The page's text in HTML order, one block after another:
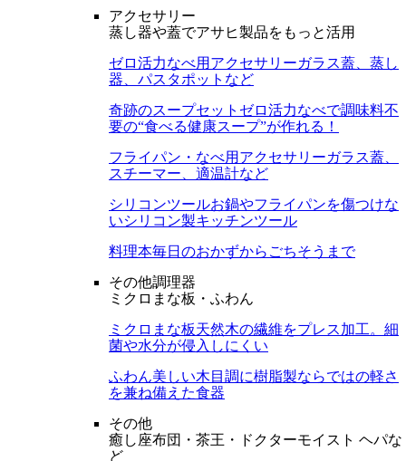
アクセサリー
蒸し器や蓋でアサヒ製品をもっと活用
ゼロ活力なべ用アクセサリーガラス蓋、蒸し
器、パスタポットなど
奇跡のスープセット ゼロ活力なべで調味料不
要の“食べる健康スープ”が作れる！
フライパン・なべ用アクセサリーガラス蓋、
スチーマー、適温計など
シリコンツールお鍋やフライパンを傷つけな
いシリコン製キッチンツール
料理本毎日のおかずからごちそうまで
その他調理器
ミクロまな板・ふわん
ミクロまな板天然木の繊維をプレス加工。細
菌や水分が侵入しにくい
ふわん美しい木目調に樹脂製ならではの軽さ
を兼ね備えた食器
その他
癒し座布団・茶王・ドクターモイスト ヘパな
ど